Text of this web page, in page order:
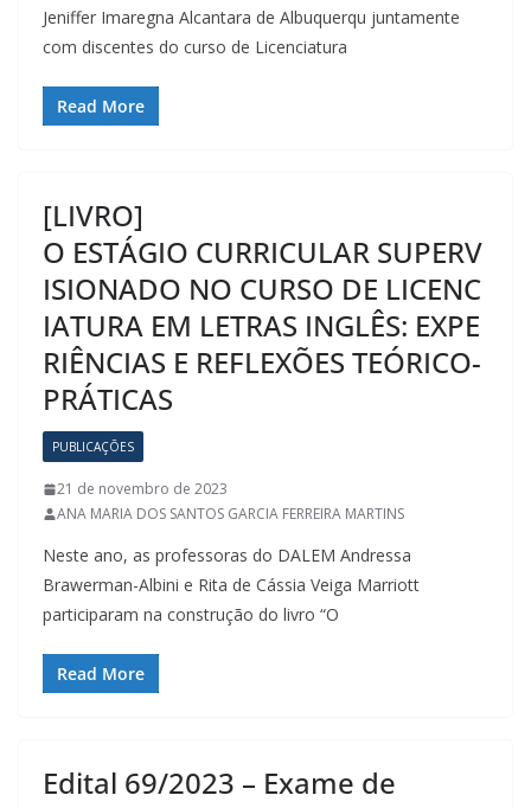
Jeniffer Imaregna Alcantara de Albuquerqu juntamente
com discentes do curso de Licenciatura
Read More
[LIVRO]
O ESTÁGIO CURRICULAR SUPERV
ISIONADO NO CURSO DE LICENC
IATURA EM LETRAS INGLÊS: EXPE
RIÊNCIAS E REFLEXÕES TEÓRICO-
PRÁTICAS
PUBLICAÇÕES
21 de novembro de 2023
ANA MARIA DOS SANTOS GARCIA FERREIRA MARTINS
Neste ano, as professoras do DALEM Andressa
Brawerman-Albini e Rita de Cássia Veiga Marriott
participaram na construção do livro “O
Read More
Edital 69/2023 – Exame de